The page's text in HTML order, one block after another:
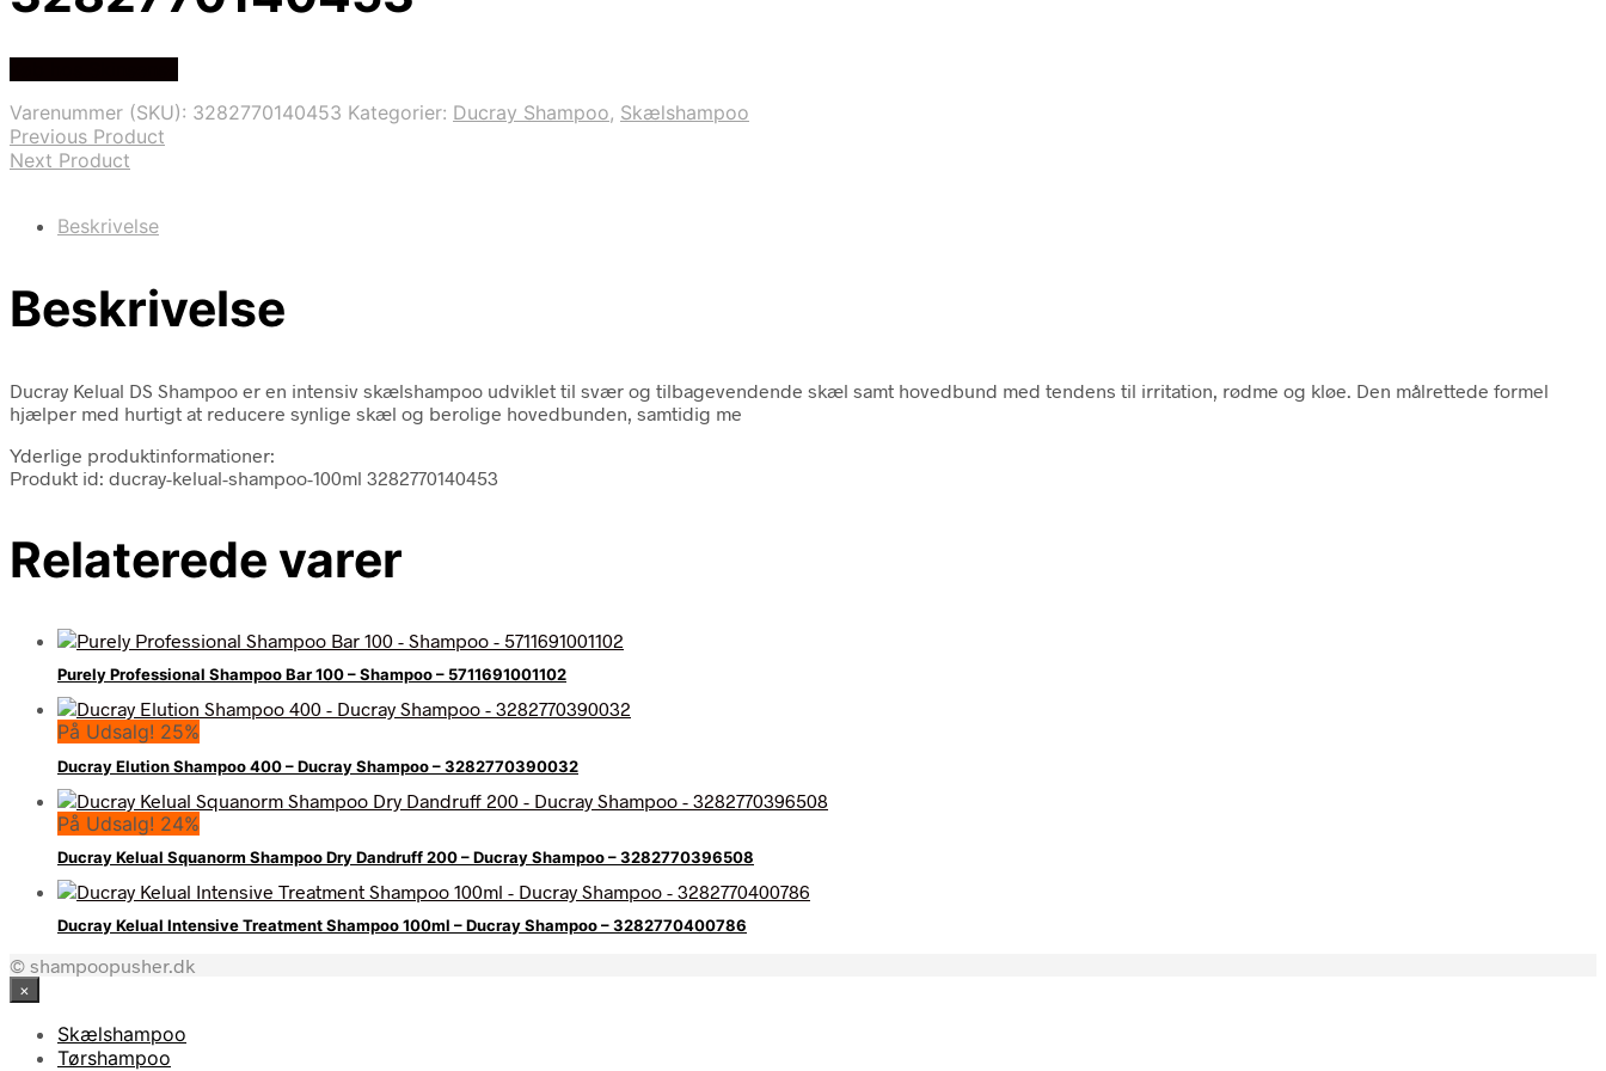
Varenummer (SKU): 3282770140453 Kategorier: Ducray Shampoo, Skælshampoo
Previous Product
Next Product
Beskrivelse
Beskrivelse
Ducray Kelual DS Shampoo er en intensiv skælshampoo udviklet til svær og tilbagevendende skæl samt hovedbund med tendens til irritation, rødme og kløe. Den målrettede formel
hjælper med hurtigt at reducere synlige skæl og berolige hovedbunden, samtidig me
Yderlige produktinformationer:
Produkt id: ducray-kelual-shampoo-100ml 3282770140453
Relaterede varer
Purely Professional Shampoo Bar 100 – Shampoo – 5711691001102
På Udsalg! 25%
Ducray Elution Shampoo 400 – Ducray Shampoo – 3282770390032
På Udsalg! 24%
Ducray Kelual Squanorm Shampoo Dry Dandruff 200 – Ducray Shampoo – 3282770396508
Ducray Kelual Intensive Treatment Shampoo 100ml – Ducray Shampoo – 3282770400786
© shampoopusher.dk
×
Skælshampoo
Tørshampoo